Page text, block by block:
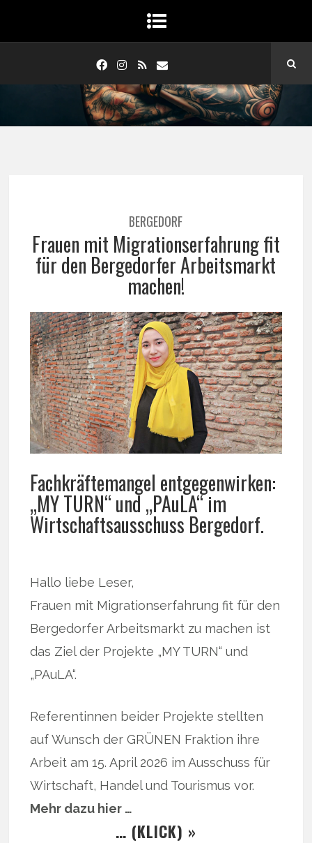
BERGEDORF
Frauen mit Migrationserfahrung fit
für den Bergedorfer Arbeitsmarkt
machen!
Fachkräftemangel entgegenwirken:
„MY TURN“ und „PAuLA“ im
Wirtschaftsausschuss Bergedorf.
Hallo liebe Leser,
Frauen mit Migrationserfahrung fit für den
Bergedorfer Arbeitsmarkt zu machen ist
das Ziel der Projekte „MY TURN“ und
„PAuLA“.
Referentinnen beider Projekte stellten
auf Wunsch der GRÜNEN Fraktion ihre
Arbeit am 15. April 2026 im Ausschuss für
Wirtschaft, Handel und Tourismus vor.
Mehr dazu hier …
… (KLICK) »